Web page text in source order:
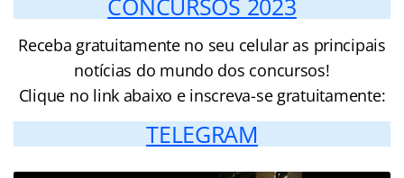
CONCURSOS 2023
Receba gratuitamente no seu celular as principais
notícias do mundo dos concursos!
Clique no link abaixo e inscreva-se gratuitamente:
TELEGRAM